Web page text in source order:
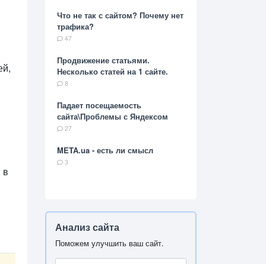
в
Что не так с сайтом? Почему нет
трафика?
47
Продвижение статьями.
Несколько статей на 1 сайте.
8
Падает посещаемость
сайта\Проблемы с Яндексом
27
META.ua - есть ли смысл
3
Анализ сайта
Поможем улучшить ваш сайт.